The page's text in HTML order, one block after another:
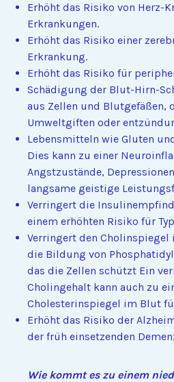
Erhöht das Risiko von Herz-
Erkrankungen.
Erhöht das Risiko einer
Erkrankung.
Erhöht das Risiko für
Schädigung der Blut-Hirn-
aus Zellen und Blutgefäßen,
Umweltgiften oder
Lebensmitteln wie Gluten
Dies kann zu einer
Angstzustände,
langsame geistige
Verringert die
einem erhöhten Risiko für
Verringert den Cholinspiegel
die Bildung von
das die Zellen schützt Ein
Cholingehalt kann auch zu
Cholesterinspiegel im Blut
Erhöht das Risiko der
der früh einsetzenden
Wie kommt es zu einem